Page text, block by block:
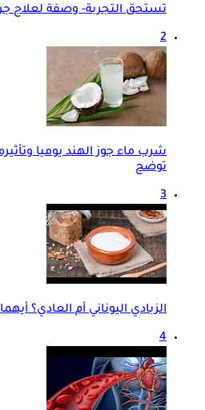
تستحق التجربة- وصفة لعلاج
2
شرب ماء جوز الهند يوميا
توضح
3
الزبادي اليوناني أم العادي؟
4